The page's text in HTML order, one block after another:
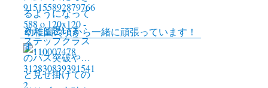
幼稚園の頃から一緒に頑張っています！